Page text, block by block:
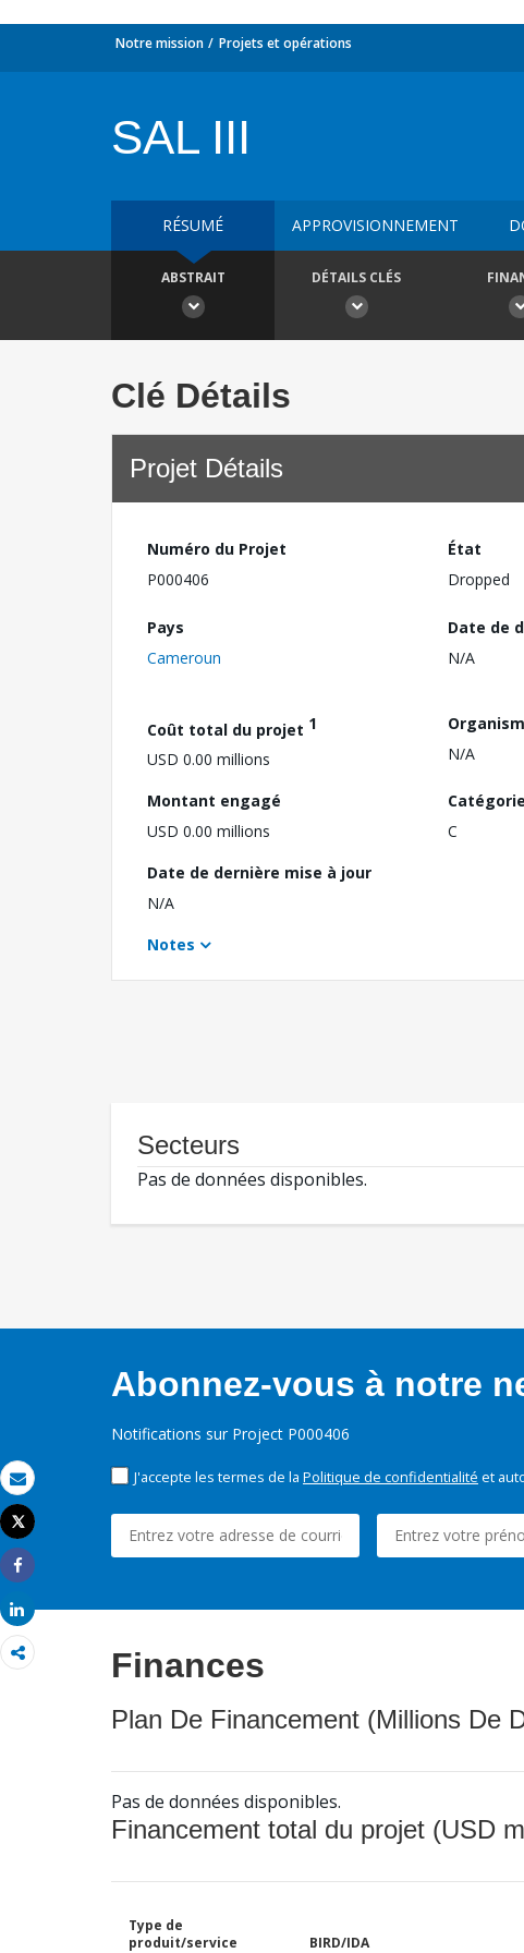
Email
Imprimer
Tweet
Share
Share
Notre mission Projets et opérations
SAL III
RÉSUMÉ APPROVISIONNEMENT
ABSTRAIT DÉTAILS CLÉS
Clé Détails
Projet Détails
Numéro du Projet
P000406
État
Dropped
Pays
Cameroun
Date de
N/A
Coût total du projet 1
USD 0.00 millions
N/A
Montant engagé
USD 0.00 millions
C
Date de dernière mise à jour
N/A
Notes
Secteurs
Pas de données disponibles.
Abonnez-vous à notre
Notifications sur Project P000406
J'accepte les termes de la Politique de confidentialité et
Finances
Plan De Financement (Millions De
Pas de données disponibles.
Financement total du projet (USD
Type de
produit/service
BIRD/IDA